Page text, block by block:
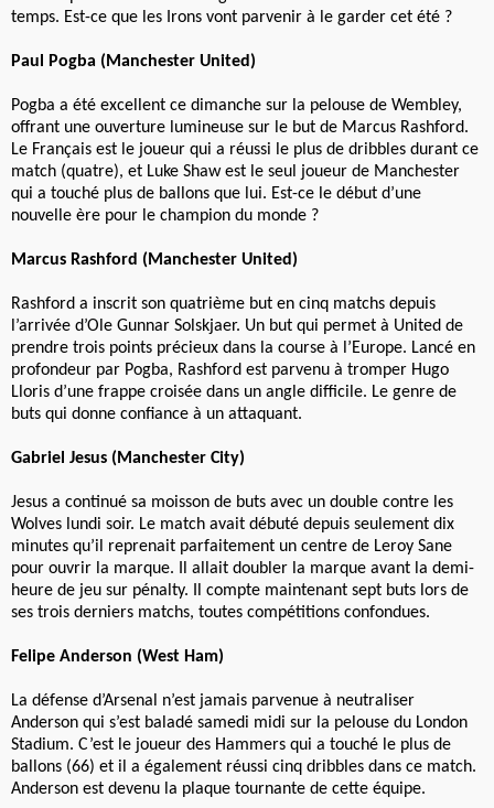
temps. Est-ce que les Irons vont parvenir à le garder cet été ?
Paul Pogba (Manchester United)
Pogba a été excellent ce dimanche sur la pelouse de Wembley,
offrant une ouverture lumineuse sur le but de Marcus Rashford.
Le Français est le joueur qui a réussi le plus de dribbles durant ce
match (quatre), et Luke Shaw est le seul joueur de Manchester
qui a touché plus de ballons que lui. Est-ce le début d’une
nouvelle ère pour le champion du monde ?
Marcus Rashford (Manchester United)
Rashford a inscrit son quatrième but en cinq matchs depuis
l’arrivée d’Ole Gunnar Solskjaer. Un but qui permet à United de
prendre trois points précieux dans la course à l’Europe. Lancé en
profondeur par Pogba, Rashford est parvenu à tromper Hugo
Lloris d’une frappe croisée dans un angle difficile. Le genre de
buts qui donne confiance à un attaquant.
Gabriel Jesus (Manchester City)
Jesus a continué sa moisson de buts avec un double contre les
Wolves lundi soir. Le match avait débuté depuis seulement dix
minutes qu’il reprenait parfaitement un centre de Leroy Sane
pour ouvrir la marque. Il allait doubler la marque avant la demi-
heure de jeu sur pénalty. Il compte maintenant sept buts lors de
ses trois derniers matchs, toutes compétitions confondues.
Felipe Anderson (West Ham)
La défense d’Arsenal n’est jamais parvenue à neutraliser
Anderson qui s’est baladé samedi midi sur la pelouse du London
Stadium. C’est le joueur des Hammers qui a touché le plus de
ballons (66) et il a également réussi cinq dribbles dans ce match.
Anderson est devenu la plaque tournante de cette équipe.